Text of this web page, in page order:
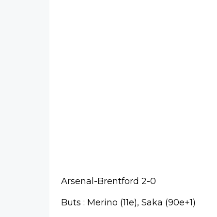
Arsenal-Brentford 2-0
Buts : Merino (11e), Saka (90e+1)